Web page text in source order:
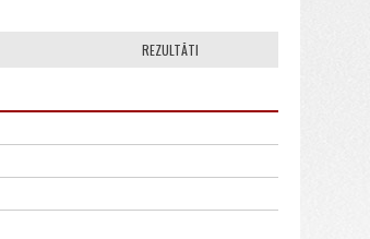
REZULTĀTI